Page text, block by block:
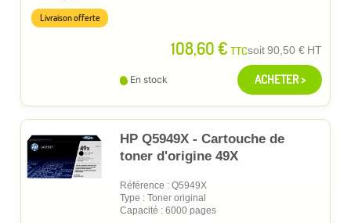
108,60 € TTCsoit90,50 € HT
Livraison offerte
En stock ACHETER >
HP Q5949X - Cartouche de
toner d'origine 49X
Référence : Q5949X
Type : Toner original
Capacité : 6000 pages